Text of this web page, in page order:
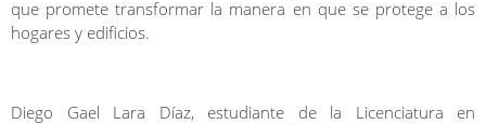
que promete transformar la manera en que se protege a los
hogares y edificios.
Diego Gael Lara Díaz, estudiante de la Licenciatura en